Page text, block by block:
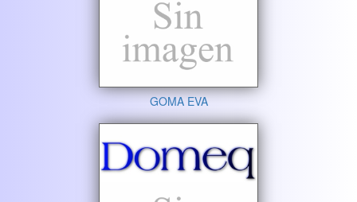
GOMA EVA